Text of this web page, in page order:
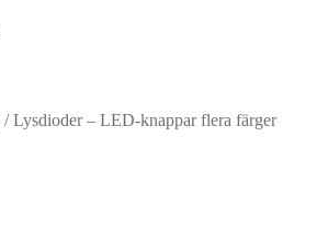
/Lysdioder – LED-knappar flera färger